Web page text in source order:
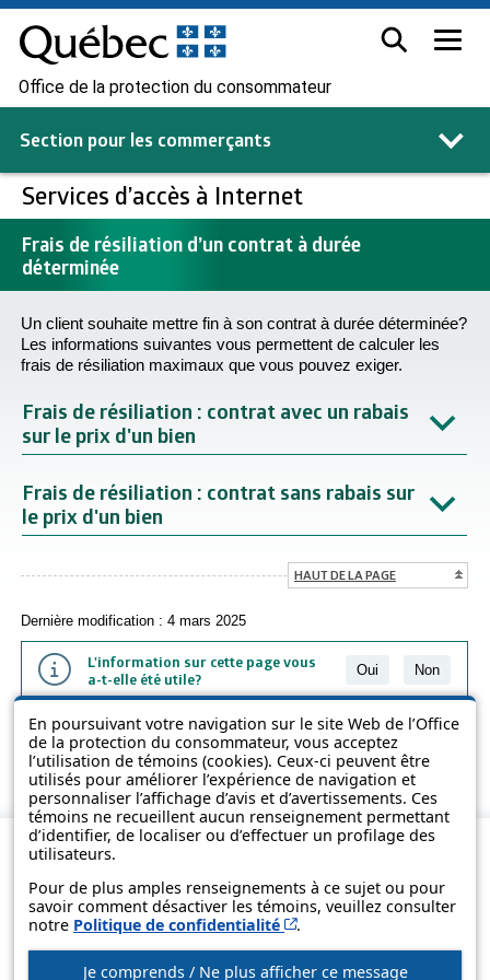
En poursuivant votre navigation sur le site Web de l’Office
de la protection du consommateur, vous acceptez
l’utilisation de témoins (cookies). Ceux-ci peuvent être
utilisés pour améliorer l’expérience de navigation et
personnaliser l’affichage d’avis et d’avertissements. Ces
témoins ne recueillent aucun renseignement permettant
d’identifier, de localiser ou d’effectuer un profilage des
utilisateurs.
Pour de plus amples renseignements à ce sujet ou pour
savoir comment désactiver les témoins, veuillez consulter
notre Politique de confidentialité Cet hyperlien s’ouvrira
.
Je comprends / Ne plus afficher ce message
Office de la protection du consommateur
Section pour les commerçants
Services d’accès à Internet
Frais de résiliation d’un contrat à durée
déterminée
Un client souhaite mettre fin à son contrat à durée déterminée?
Les informations suivantes vous permettent de calculer les
frais de résiliation maximaux que vous pouvez exiger.
Frais de résiliation : contrat avec un rabais
sur le prix d'un bien
Frais de résiliation : contrat sans rabais sur
le prix d'un bien
HAUT DE LA PAGE
Dernière modification : 4 mars 2025
L'information sur cette page vous
a-t-elle été utile?
Oui Non
L'information présentée dans cette page a été vulgarisée pour en
favoriser la compréhension. Elle ne remplace pas les textes des lois
et des règlements.